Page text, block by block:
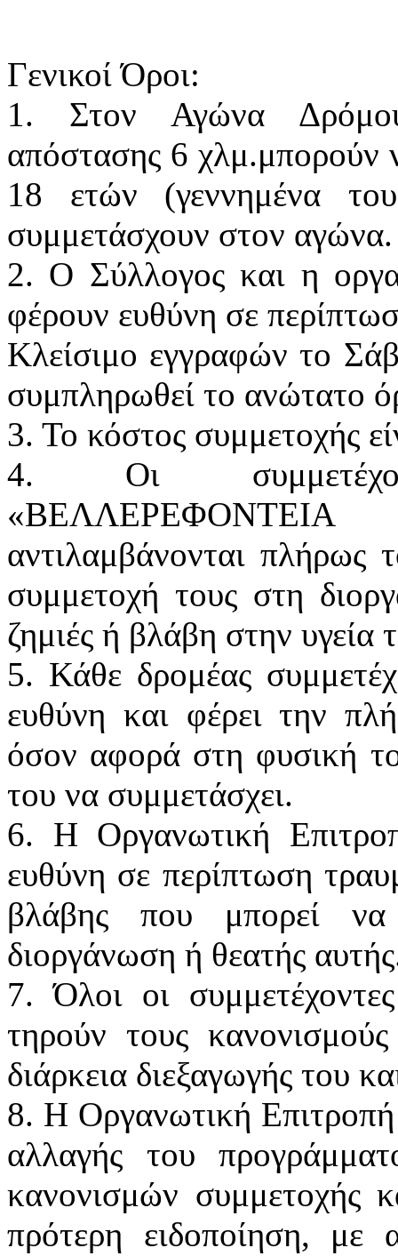
Γενικοί Όροι:
1. Στον Αγώνα
απόστασης 6 χλμ.μπορούν
18 ετών (γεννημένα
συμμετάσχουν στον αγώνα.
2. Ο Σύλλογος και η
φέρουν ευθύνη σε
Κλείσιμο εγγραφών το
συμπληρωθεί το ανώτατο
3. Το κόστος συμμετοχής
4. Οι
αντιλαμβάνονται πλήρως
συμμετοχή τους στη
ζημιές ή βλάβη στην υγεία
5. Κάθε δρομέας
ευθύνη και φέρει την
όσον αφορά στη φυσική
του να συμμετάσχει.
6. Η Οργανωτική
ευθύνη σε περίπτωση
βλάβης που μπορεί
διοργάνωση ή θεατής
7. Όλοι οι
τηρούν τους
διάρκεια διεξαγωγής του
8. Η Οργανωτική Επιτροπή
αλλαγής του
κανονισμών συμμετοχής
πρότερη ειδοποίηση, με